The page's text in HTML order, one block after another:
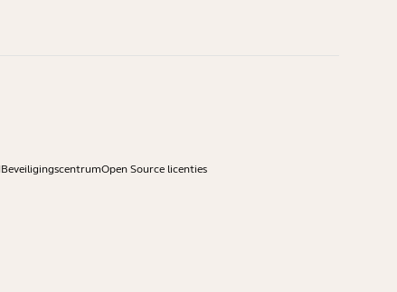
BeveiligingscentrumOpen Source licenties